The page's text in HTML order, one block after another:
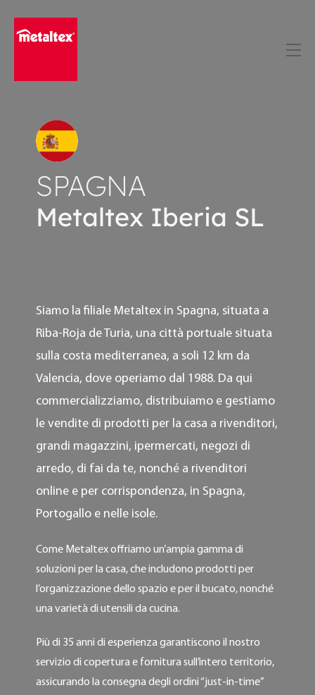
SPAGNA
Metaltex Iberia SL
Siamo la filiale Metaltex in Spagna, situata a
Riba-Roja de Turia, una città portuale situata
sulla costa mediterranea, a soli 12 km da
Valencia, dove operiamo dal 1988. Da qui
commercializziamo, distribuiamo e gestiamo
le vendite di prodotti per la casa a rivenditori,
grandi magazzini, ipermercati, negozi di
arredo, di fai da te, nonché a rivenditori
online e per corrispondenza, in Spagna,
Portogallo e nelle isole.
Come Metaltex offriamo un’ampia gamma di
soluzioni per la casa, che includono prodotti per
l’organizzazione dello spazio e per il bucato, nonché
una varietà di utensili da cucina.
Più di 35 anni di esperienza garantiscono il nostro
servizio di copertura e fornitura sull’intero territorio,
assicurando la consegna degli ordini “just-in-time”